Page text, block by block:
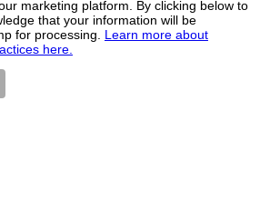
marketing platform. By clicking below to
that your information will be
for processing. Learn more about
here.